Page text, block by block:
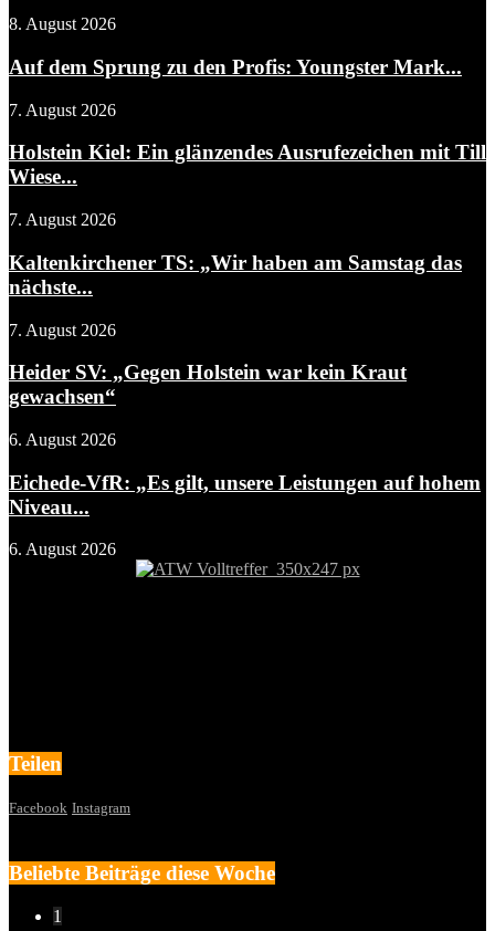
8. August 2026
Auf dem Sprung zu den Profis: Youngster Mark...
7. August 2026
Holstein Kiel: Ein glänzendes Ausrufezeichen mit Till
Wiese...
7. August 2026
Kaltenkirchener TS: „Wir haben am Samstag das
nächste...
7. August 2026
Heider SV: „Gegen Holstein war kein Kraut
gewachsen“
6. August 2026
Eichede-VfR: „Es gilt, unsere Leistungen auf hohem
Niveau...
6. August 2026
Teilen
Facebook Instagram
Beliebte Beiträge diese Woche
1